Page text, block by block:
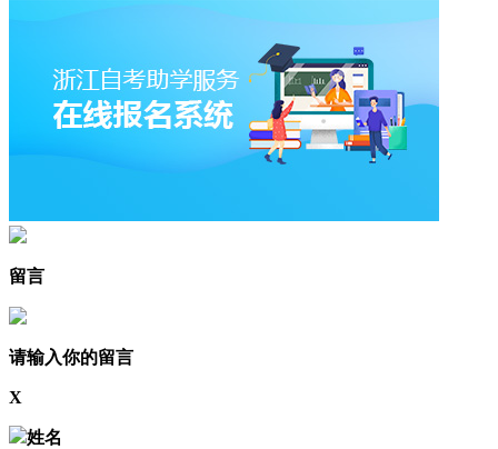
留言
请输入你的留言
X
姓名